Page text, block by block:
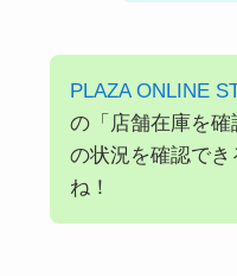
PLAZA ONLINE
の「店舗在庫を
の状況を確認で
ね！